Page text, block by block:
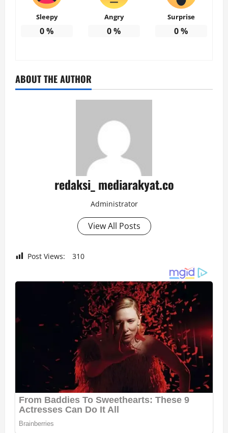
Sleepy
0%
Angry
0%
Surprise
0%
ABOUT THE AUTHOR
redaksi_ mediarakyat.co
Administrator
View All Posts
Post Views: 310